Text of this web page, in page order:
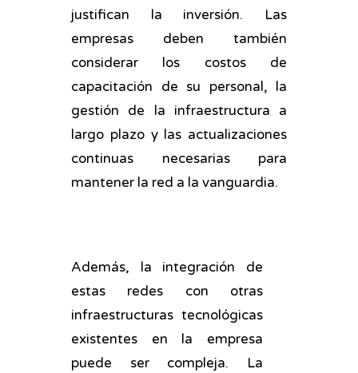
justifican la inversión. Las
empresas deben también
considerar los costos de
capacitación de su personal, la
gestión de la infraestructura a
largo plazo y las actualizaciones
continuas necesarias para
mantener la red a la vanguardia.
Además, la integración de
estas redes con otras
infraestructuras tecnológicas
existentes en la empresa
puede ser compleja. La